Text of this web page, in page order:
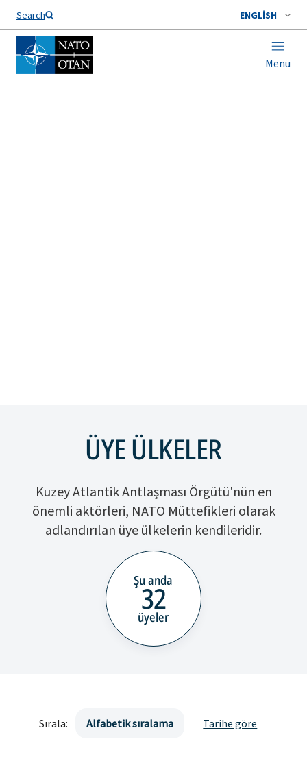
Search ENGLISH
Menü
ÜYE ÜLKELER
Kuzey Atlantik Antlaşması Örgütü'nün en
önemli aktörleri, NATO Müttefikleri olarak
adlandırılan üye ülkelerin kendileridir.
Şu anda
32
üyeler
Sırala: Alfabetik sıralama Tarihe göre